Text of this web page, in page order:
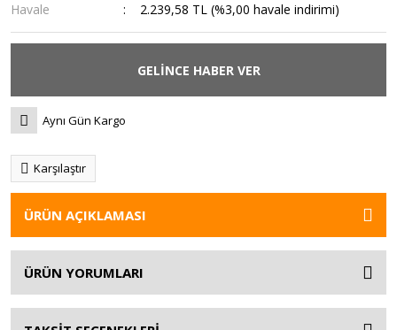
Havale
2.239,58 TL (%3,00 havale indirimi)
GELİNCE HABER VER
Aynı Gün Kargo
Karşılaştır
ÜRÜN AÇIKLAMASI
ÜRÜN YORUMLARI